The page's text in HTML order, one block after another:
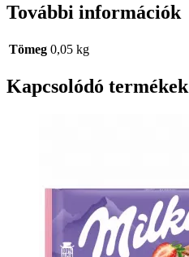
További információk
Tömeg 0,05 kg
Kapcsolódó termékek